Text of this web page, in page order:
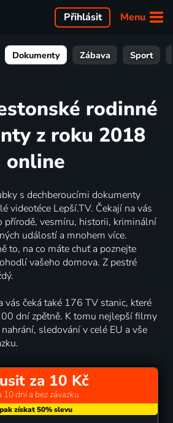
Menu
Přihlásit
Dokumenty Zábava Sport
rodinné
z roku 2018
online
s dechberoucími dokumenty
videotéce Lepší.TV. Čekají na vás
vesmíru, historii, kriminální
událostí a mnohem více.
to, na co máte chuť a poznejte
vašeho domova. Z pestré
vás čeká také 176 TV stanic, které
dní zpětně. K tomu nejlepší filmy
sledování v celé EU a vše
za 10 Kč
10 dní a bez závazku